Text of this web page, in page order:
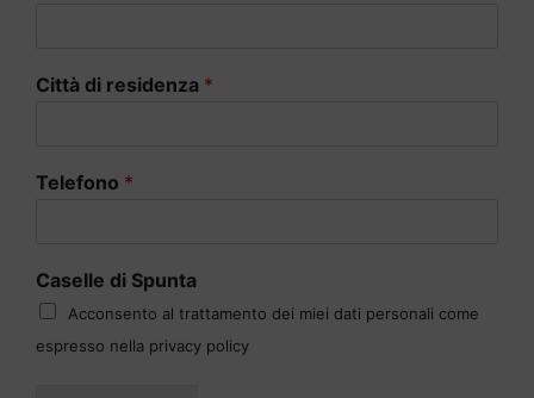
Città di residenza *
Telefono *
Caselle di Spunta
Acconsento al trattamento dei miei dati personali come
espresso nella privacy policy